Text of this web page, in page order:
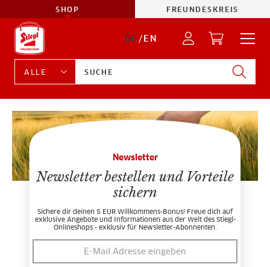
SHOP FREUNDESKREIS
DE/EN
Newsletter
Newsletter bestellen und Vorteile
sichern
Sichere dir deinen 5 EUR Willkommens-Bonus! Freue dich auf
exklusive Angebote und Informationen aus der Welt des Stiegl-
Onlineshops - exklusiv für Newsletter-Abonnenten.